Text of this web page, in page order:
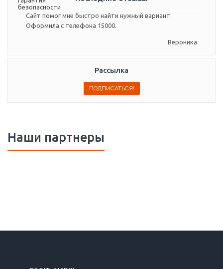
Сайт помог мне быстро найти нужный вариант.
Оформила с телефона 15000.
Вероника
Рассылка
Наши партнеры